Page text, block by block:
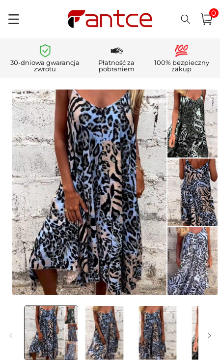
do
treści
Koszyk
0
30-dniowa gwarancja
zwrotu
Płatność za
pobraniem
100% bezpieczny
zakup
aby
przejść do
informacji
o
produkcie
multimedia
oknie
modalnym